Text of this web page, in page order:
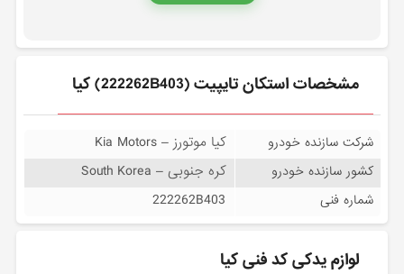
مشخصات استكان تايپيت (222262B403) کیا
شرکت سازنده خودرو کیا موتورز – Kia Motors
کشور سازنده خودرو کره جنوبی – South Korea
شماره فنی 222262B403
لوازم یدکی کد فنی کیا